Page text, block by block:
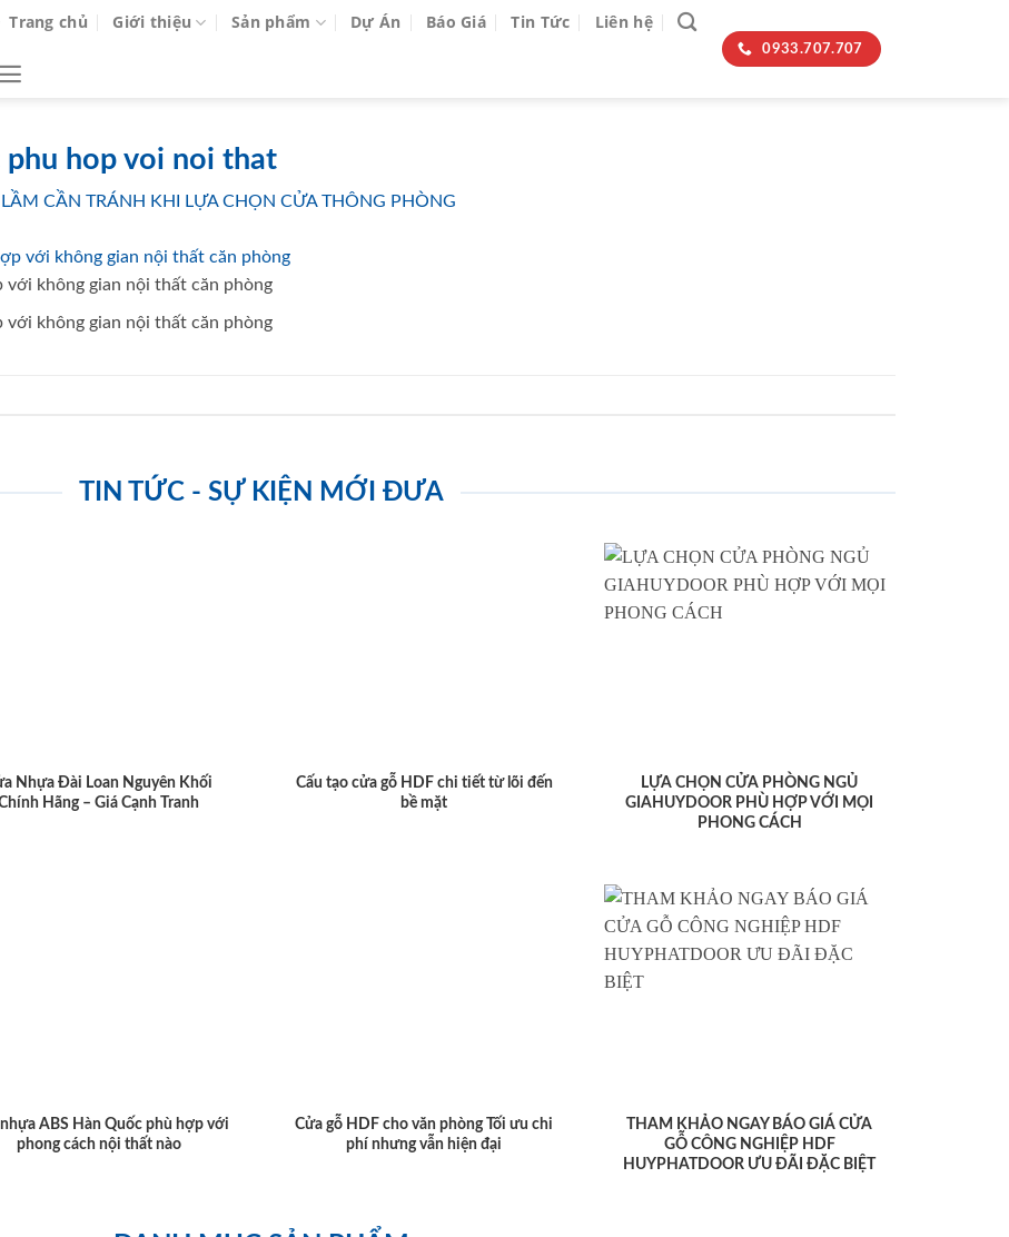
Trang chủ Giới thiệu Sản phẩm Dự Án Báo Giá Tin Tức Liên hệ
0933.707.707
phu hop voi noi that
CẦN TRÁNH KHI LỰA CHỌN CỬA THÔNG PHÒNG
với không gian nội thất căn phòng
với không gian nội thất căn phòng
TIN TỨC - SỰ KIỆN MỚI ĐƯA
Nhựa Đài Loan Nguyên Khối
Hãng – Giá Cạnh Tranh
Cấu tạo cửa gỗ HDF chi tiết từ lõi đến
bề mặt
LỰA CHỌN CỬA PHÒNG NGỦ
GIAHUYDOOR PHÙ HỢP VỚI MỌI
PHONG CÁCH
ABS Hàn Quốc phù hợp với
phong cách nội thất nào
Cửa gỗ HDF cho văn phòng Tối ưu chi
phí nhưng vẫn hiện đại
THAM KHẢO NGAY BÁO GIÁ CỬA
GỖ CÔNG NGHIỆP HDF
HUYPHATDOOR ƯU ĐÃI ĐẶC BIỆT